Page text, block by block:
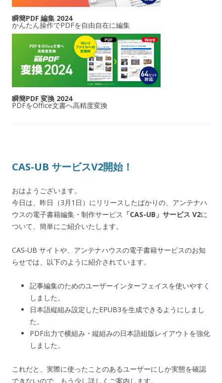
瞬簡PDF 編集 2024
かんたん操作でPDFを自由自在に編集
瞬簡PDF 変換 2024
PDFをOffice文書へ高精度変換
CAS-UB サービスV2開始！
おはようございます。
今日は、昨日（3月1日）にリリースしたばかりの、アンテナハ
ウスの電子書籍編集・制作サービス 「CAS-UB」サービス V2に
ついて、簡単にご紹介いたします。
CAS-UB サイトや、アンテナハウスの電子書籍サービスのお知
らせでは、以下のように紹介されています。
記事編集のためのユーザーインターフェイスを使いやすく
しました。
日本語縦組み設定したEPUB3を生成できるようにしまし
た。
PDF出力で横組み・縦組みの日本語組版レイアウトを強化
しました。
これだと、実際に使ったことのあるユーザーにしか実態を確認
できないので、もう少し詳しくご案内します。